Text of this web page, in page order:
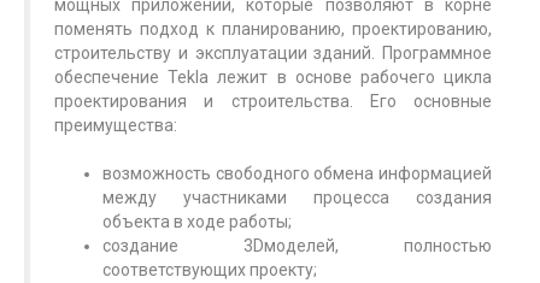
мощных приложений, которые позволяют в корне
поменять подход к планированию, проектированию,
строительству и эксплуатации зданий. Программное
обеспечение Tekla лежит в основе рабочего цикла
проектирования и строительства. Его основные
преимущества:
возможность свободного обмена информацией
между участниками процесса создания
объекта в ходе работы;
создание 3D­моделей, полностью
соответствующих проекту;